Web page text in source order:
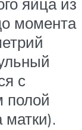
момента
с
полой